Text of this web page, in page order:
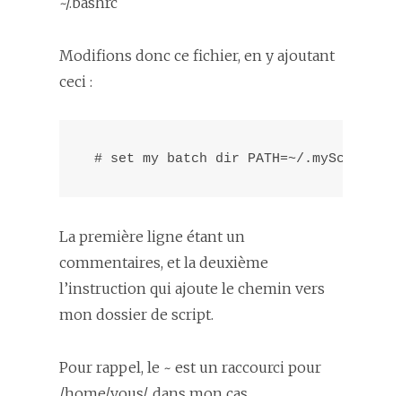
Modifions donc ce fichier, en y ajoutant
ceci :
# set my batch dir PATH=~/.myScript/
La première ligne étant un
commentaires, et la deuxième
l’instruction qui ajoute le chemin vers
mon dossier de script.
Pour rappel, le ~ est un raccourci pour